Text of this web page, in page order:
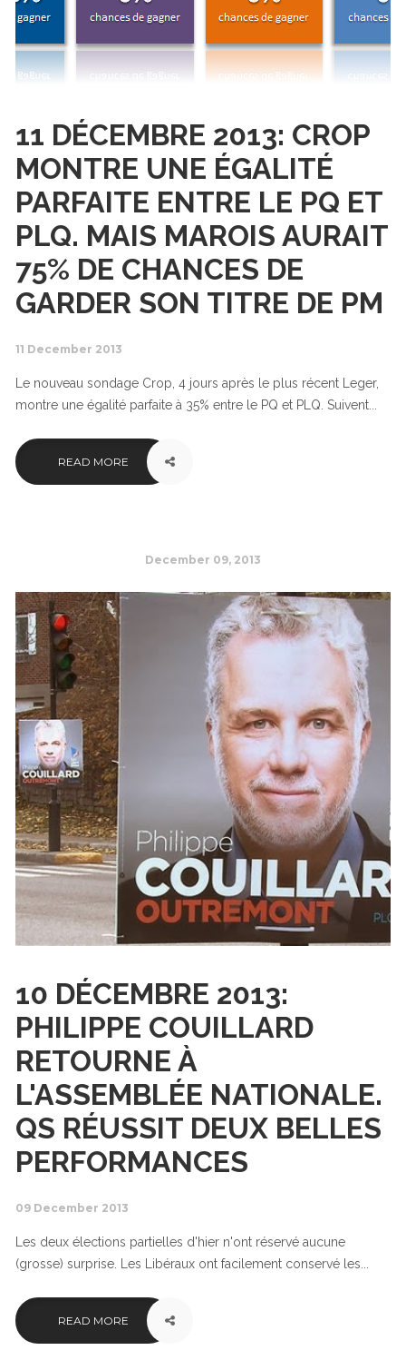
11 DÉCEMBRE 2013: CROP
MONTRE UNE ÉGALITÉ
PARFAITE ENTRE LE PQ ET
PLQ. MAIS MAROIS AURAIT
75% DE CHANCES DE
GARDER SON TITRE DE PM
11 December 2013
Le nouveau sondage Crop, 4 jours après le plus récent Leger,
montre une égalité parfaite à 35% entre le PQ et PLQ. Suivent...
READ MORE
December 09, 2013
10 DÉCEMBRE 2013:
PHILIPPE COUILLARD
RETOURNE À
L'ASSEMBLÉE NATIONALE.
QS RÉUSSIT DEUX BELLES
PERFORMANCES
09 December 2013
Les deux élections partielles d'hier n'ont réservé aucune
(grosse) surprise. Les Libéraux ont facilement conservé les...
READ MORE